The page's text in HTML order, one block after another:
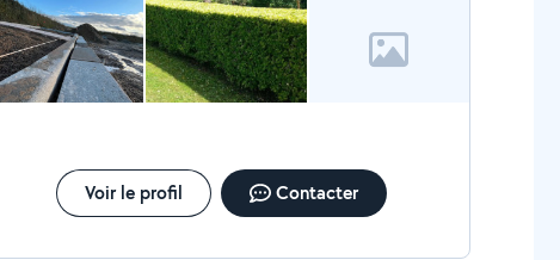
Voir le profil Contacter